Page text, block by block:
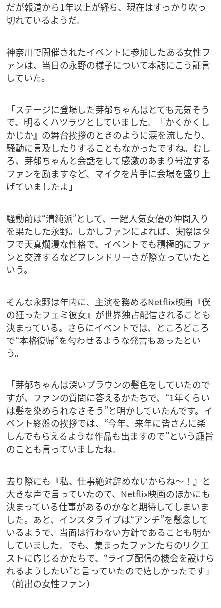
だが報道から1年以上が経ち、現在はすっかり吹っ
切れているようだ。
神奈川で開催されたイベントに参加したある女性フ
ァンは、当日の永野の様子について本誌にこう証言
していた。
「ステージに登場した芽郁ちゃんはとても元気そう
で、明るくハツラツとしていました。『かくかくし
かじか』の舞台挨拶のときのように涙を流したり、
騒動に言及したりすることもなかったですね。むし
ろ、芽郁ちゃんと会話をして感激のあまり号泣する
ファンを励ますなど、マイクを片手に会場を盛り上
げていましたよ」
騒動前は“清純派”として、一躍人気女優の仲間入り
を果たした永野。しかしファンによれば、実際はタ
フで天真爛漫な性格で、イベントでも積極的にファ
ンと交流するなどフレンドリーさが際立っていたと
いう。
そんな永野は年内に、主演を務めるNetflix映画『僕
の狂ったフェミ彼女』が世界独占配信されることも
決まっている。さらにイベントでは、ところどころ
で“本格復帰”を匂わせるような発言もあったとい
う。
「芽郁ちゃんは深いブラウンの髪色をしていたので
すが、ファンの質問に答えるかたちで、“1年くらい
は髪を染められなさそう”と明かしていたんです。イ
ベント終盤の挨拶では、“今年、来年に皆さんに楽
しんでもらえるような作品も出ますので”という趣旨
のことも言っていましたね。
去り際にも『私、仕事絶対辞めないからね～！』と
大きな声で言っていたので、Netflix映画のほかにも
決まっている仕事があるのかなと期待してしまいま
した。あと、インスタライブは“アンチ”を懸念して
いるようで、当面は行わない方針であることも明か
していました。でも、集まったファンたちのリクエ
ストに応じるかたちで、“ライブ配信の機会を設けら
れるようしたい”と言っていたので嬉しかったです」
（前出の女性ファン）